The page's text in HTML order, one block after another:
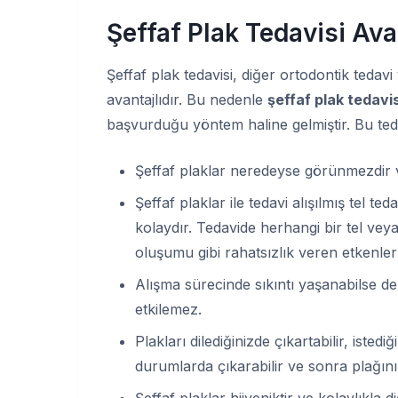
Şeffaf Plak Tedavisi
Şeffaf plak tedavisi, diğer ortodontik
avantajlıdır. Bu nedenle şeffaf plak
başvurduğu yöntem haline gelmiştir. Bu
Şeffaf plaklar neredeyse görünmezdir
Şeffaf plaklar ile tedavi alışılmış tel
kolaydır. Tedavide herhangi bir tel
oluşumu gibi rahatsızlık veren
Alışma sürecinde sıkıntı yaşanabilse
etkilemez.
Plakları dilediğinizde çıkartabilir,
durumlarda çıkarabilir ve sonra